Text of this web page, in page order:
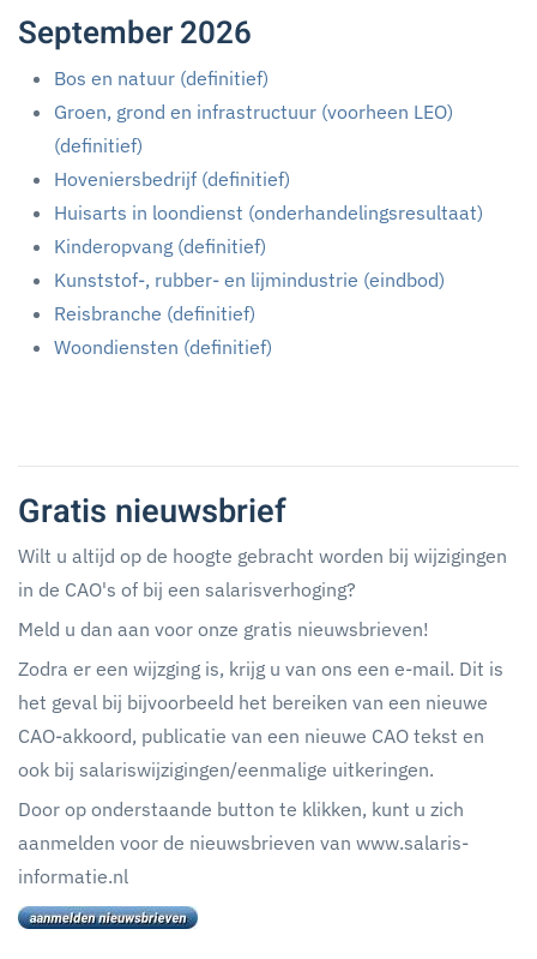
September 2026
Bos en natuur (definitief)
Groen, grond en infrastructuur (voorheen LEO)
(definitief)
Hoveniersbedrijf (definitief)
Huisarts in loondienst (onderhandelingsresultaat)
Kinderopvang (definitief)
Kunststof-, rubber- en lijmindustrie (eindbod)
Reisbranche (definitief)
Woondiensten (definitief)
Gratis nieuwsbrief
Wilt u altijd op de hoogte gebracht worden bij wijzigingen
in de CAO's of bij een salarisverhoging?
Meld u dan aan voor onze gratis nieuwsbrieven!
Zodra er een wijzging is, krijg u van ons een e-mail. Dit is
het geval bij bijvoorbeeld het bereiken van een nieuwe
CAO-akkoord, publicatie van een nieuwe CAO tekst en
ook bij salariswijzigingen/eenmalige uitkeringen.
Door op onderstaande button te klikken, kunt u zich
aanmelden voor de nieuwsbrieven van www.salaris-
informatie.nl